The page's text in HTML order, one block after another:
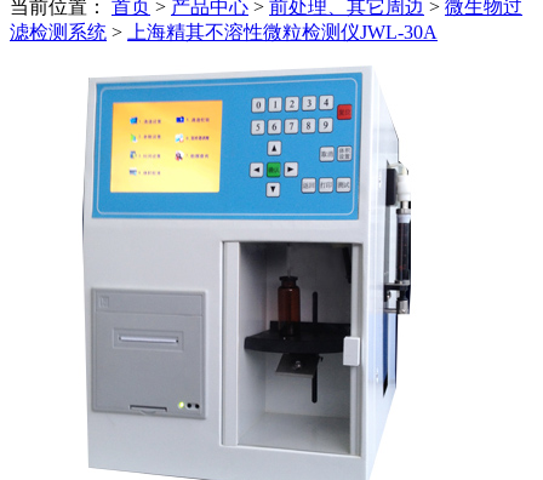
当前位置： 首页 > 产品中心 > 前处理、其它周边 > 微生物过
滤检测系统 > 上海精其不溶性微粒检测仪JWL-30A